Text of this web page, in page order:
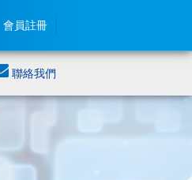
會員註冊
聯絡我們